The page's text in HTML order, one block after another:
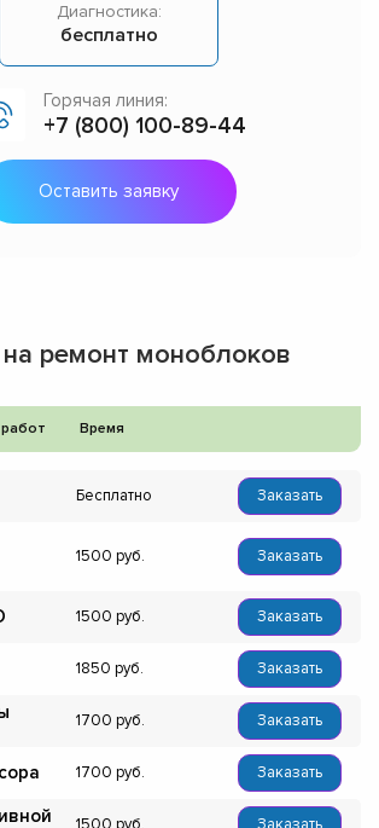
Диагностика:
бесплатно
Горячая линия:
+7 (800) 100-89-44
Оставить заявку
ремонт моноблоков
Время
Бесплатно Заказать
1500 Заказать
1500 Заказать
1850 Заказать
1700 Заказать
1700 Заказать